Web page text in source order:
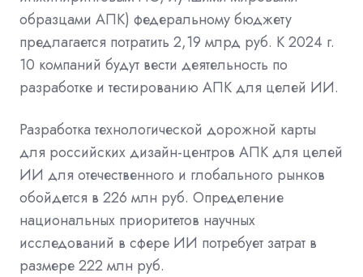
образцами АПК) федеральному бюджету
предлагается потратить 2,19 млрд руб. К 2024 г.
10 компаний будут вести деятельность по
разработке и тестированию АПК для целей ИИ.
Разработка технологической дорожной карты
для российских дизайн-центров АПК для целей
ИИ для отечественного и глобального рынков
обойдется в 226 млн руб. Определение
национальных приоритетов научных
исследований в сфере ИИ потребует затрат в
размере 222 млн руб.